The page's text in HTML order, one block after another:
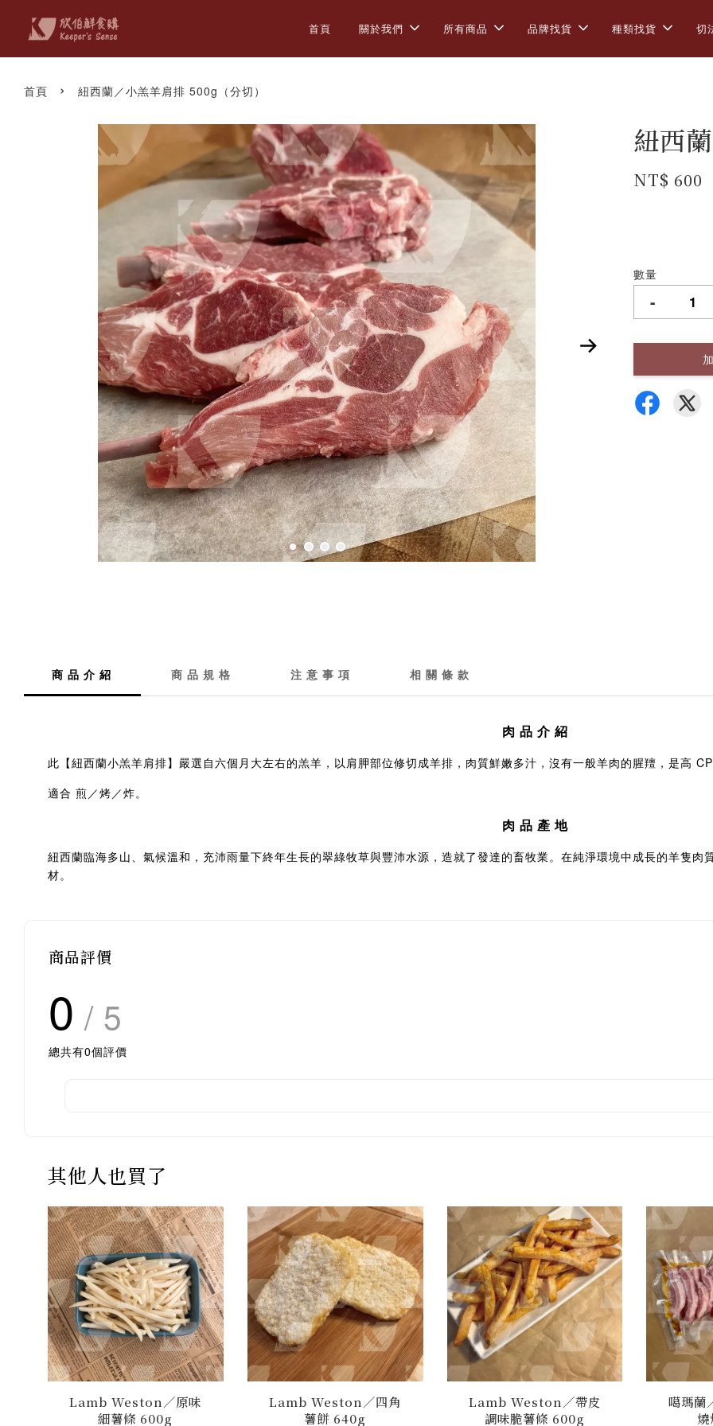
首頁 關於我們 所有商品 品牌找貨 種類找貨 切
首頁 › 紐西蘭／小羔羊肩排 500g（分切）
紐西
NT$ 600
數量
-
商 品 介 紹 商 品 規 格 注 意 事 項 相 關 條 款
肉 品 介 紹
此【紐西蘭小羔羊肩排】嚴選自六個月大左右的羔羊，以肩胛部位修切成羊排，肉質鮮嫩多汁，沒有一般羊肉的腥羶，是高 CP
適合 煎／烤／炸。
肉 品 產 地
紐西蘭臨海多山、氣候溫和，充沛雨量下終年生長的翠綠牧草與豐沛水源，造就了發達的畜牧業。在純淨環境中成長的羊隻
材。
商品評價
0 / 5
總共有0個評價
其他人也買了
Lamb Weston／原味
細薯條 600g
Lamb Weston／四角
薯餅 640g
Lamb Weston／帶皮
調味脆薯條 600g
噶瑪蘭